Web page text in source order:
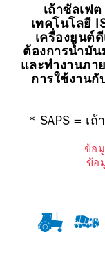
เถ้าซัลเฟ
เทคโนโลยี
เครื่องยนต์
ต้องการน้ำมัน
และทำงานภา
การใช้งาน
* SAPS = เ
ข้อ
ข้อ